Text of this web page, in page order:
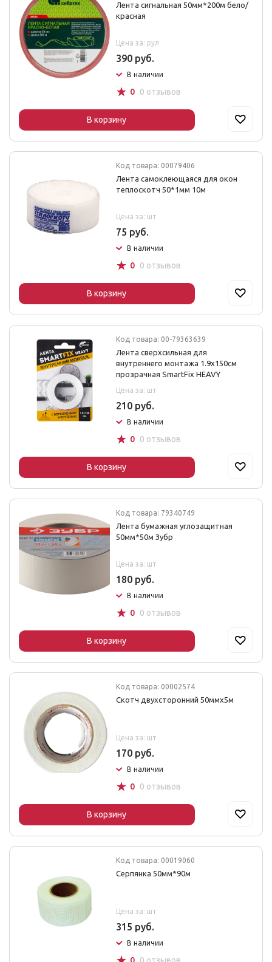
Лента сигнальная 50мм*200м бело/
красная
Цена за: рул
390 руб.
В наличии
☆ 0 0 отзывов
В корзину
Код товара: 00079406
Лента самоклеющаяся для окон
теплоскотч 50*1мм 10м
Цена за: шт
75 руб.
В наличии
☆ 0 0 отзывов
В корзину
Код товара: 00-79363639
Лента сверхсильная для
внутреннего монтажа 1.9х150см
прозрачная SmartFix HEAVY
Цена за: шт
210 руб.
В наличии
☆ 0 0 отзывов
В корзину
Код товара: 79340749
Лента бумажная углозащитная
50мм*50м Зубр
Цена за: шт
180 руб.
В наличии
☆ 0 0 отзывов
В корзину
Код товара: 00002574
Скотч двухсторонний 50ммх5м
Цена за: шт
170 руб.
В наличии
☆ 0 0 отзывов
В корзину
Код товара: 00019060
Серпянка 50мм*90м
Цена за: шт
315 руб.
В наличии
0 0 отзывов